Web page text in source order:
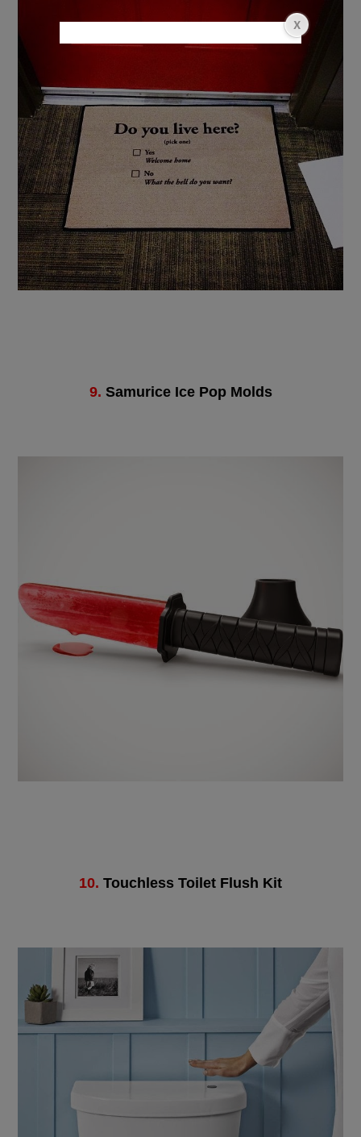
9. Samurice Ice Pop Molds
10. Touchless Toilet Flush Kit